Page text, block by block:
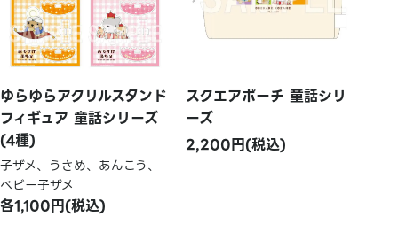
ゆらゆらアクリルスタンド
フィギュア 童話シリーズ
(4種)
子ザメ、うさめ、あんこう、
ベビー子ザメ
各1,100円(税込)
スクエアポーチ 童話シリ
ーズ
2,200円(税込)